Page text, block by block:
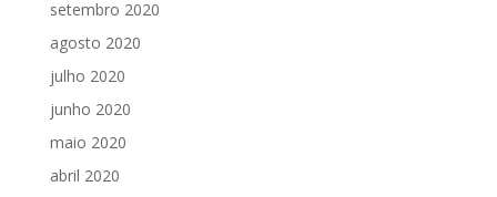
setembro 2020
agosto 2020
julho 2020
junho 2020
maio 2020
abril 2020